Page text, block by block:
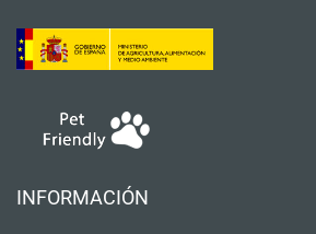
INFORMACIÓN